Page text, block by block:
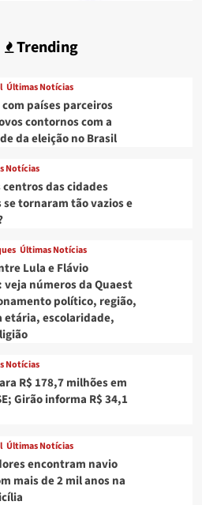
Trending
Últimas Notícias
países parceiros
contornos com a
da eleição no Brasil
Notícias
centros das cidades
tornaram tão vazios e
Últimas Notícias
Lula e Flávio
veja números da Quaest
político, região,
etária, escolaridade,
Notícias
R$ 178,7 milhões em
Girão informa R$ 34,1
Últimas Notícias
encontram navio
mais de 2 mil anos na